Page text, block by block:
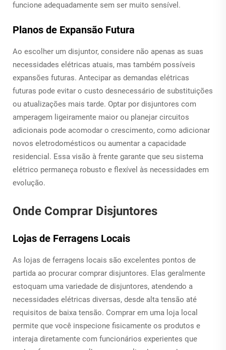
funcione adequadamente sem ser muito sensível.
Planos de Expansão Futura
Ao escolher um disjuntor, considere não apenas as suas
necessidades elétricas atuais, mas também possíveis
expansões futuras. Antecipar as demandas elétricas
futuras pode evitar o custo desnecessário de substituições
ou atualizações mais tarde. Optar por disjuntores com
amperagem ligeiramente maior ou planejar circuitos
adicionais pode acomodar o crescimento, como adicionar
novos eletrodomésticos ou aumentar a capacidade
residencial. Essa visão à frente garante que seu sistema
elétrico permaneça robusto e flexível às necessidades em
evolução.
Onde Comprar Disjuntores
Lojas de Ferragens Locais
As lojas de ferragens locais são excelentes pontos de
partida ao procurar comprar disjuntores. Elas geralmente
estoquam uma variedade de disjuntores, atendendo a
necessidades elétricas diversas, desde alta tensão até
requisitos de baixa tensão. Comprar em uma loja local
permite que você inspecione fisicamente os produtos e
interaja diretamente com funcionários experientes que